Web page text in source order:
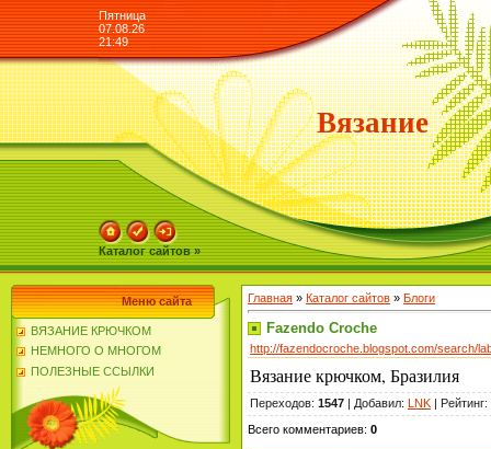
Пятница
07.08.26
21:49
Вязание
Каталог сайтов »
Меню сайта
ВЯЗАНИЕ КРЮЧКОМ
НЕМНОГО О МНОГОМ
ПОЛЕЗНЫЕ ССЫЛКИ
Главная » Каталог сайтов » Блоги
Fazendo Croche
http://fazendocroche.blogspot.com/search/
Вязание крючком, Бразилия
Переходов: 1547 | Добавил: LNK | Рейтинг:
Всего комментариев: 0